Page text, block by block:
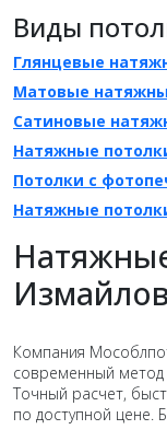
Виды
Глянцевые
Матовые
Сатиновые
Натяжные
Потолки c
Натяжные
Компания
современный метод
Точный расчет,
по доступной